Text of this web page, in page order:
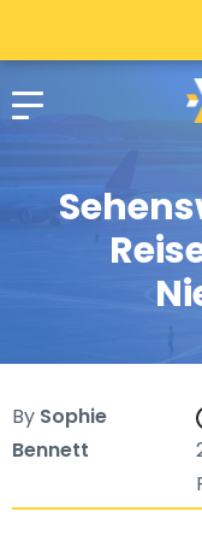
By Sophie
Bennett